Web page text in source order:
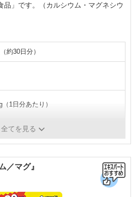
」です。（カルシウム・マグネシウ
約30日分）
（1日分あたり）
ット
全てを見る
マグ』